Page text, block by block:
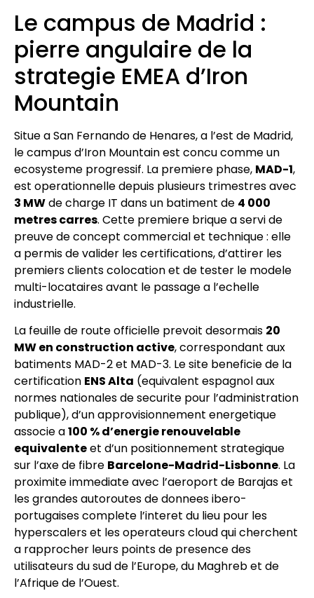
Le campus de Madrid :
pierre angulaire de la
strategie EMEA d’Iron
Mountain
Situe a San Fernando de Henares, a l’est de Madrid,
le campus d’Iron Mountain est concu comme un
ecosysteme progressif. La premiere phase, MAD-1,
est operationnelle depuis plusieurs trimestres avec
3 MWde charge IT dans un batiment de 4 000
metres carres. Cette premiere brique a servi de
preuve de concept commercial et technique : elle
a permis de valider les certifications, d’attirer les
premiers clients colocation et de tester le modele
multi-locataires avant le passage a l’echelle
industrielle.
La feuille de route officielle prevoit desormais 20
MW en construction active, correspondant aux
batiments MAD-2 et MAD-3. Le site beneficie de la
certification ENS Alta (equivalent espagnol aux
normes nationales de securite pour l’administration
publique), d’un approvisionnement energetique
associe a100 % d’energie renouvelable
equivalenteet d’un positionnement strategique
sur l’axe de fibre Barcelone-Madrid-Lisbonne. La
proximite immediate avec l’aeroport de Barajas et
les grandes autoroutes de donnees ibero-
portugaises complete l’interet du lieu pour les
hyperscalers et les operateurs cloud qui cherchent
a rapprocher leurs points de presence des
utilisateurs du sud de l’Europe, du Maghreb et de
l’Afrique de l’Ouest.